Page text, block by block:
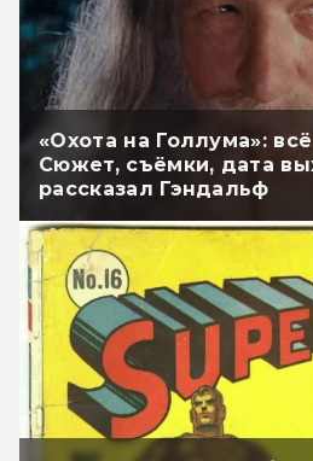
«Охота на Голлума»:
Сюжет, съёмки, дата
рассказал Гэндальф